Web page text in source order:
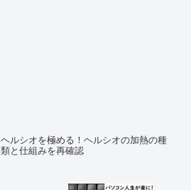
ヘルシオを極める！ヘルシオの加熱の種
類と仕組みを再確認